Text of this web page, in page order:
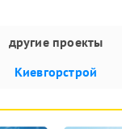
другие проекты
Киевгорстрой